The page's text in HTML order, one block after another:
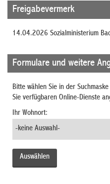
Freigabevermerk
14.04.2026 Sozialministerium
Formulare und weitere
Bitte wählen Sie in der
Sie verfügbaren Online-Dienste
Ihr Wohnort: